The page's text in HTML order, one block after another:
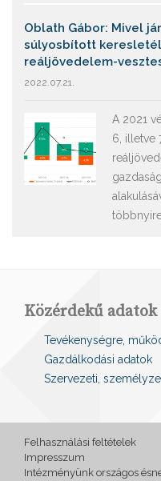
Oblath Gábor: Mivel
súlyosbított
reáljövedelem-
2022.07.21.
A 2021
6, illetve
Közérdekű adatok
Tevékenységre,
Gazdálkodási adatok
Szervezeti,
Felhasználási feltételek
Impresszum
Intézményünk országos